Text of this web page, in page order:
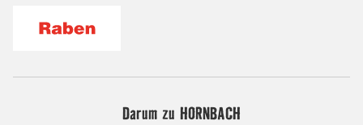
Darum zu HORNBACH